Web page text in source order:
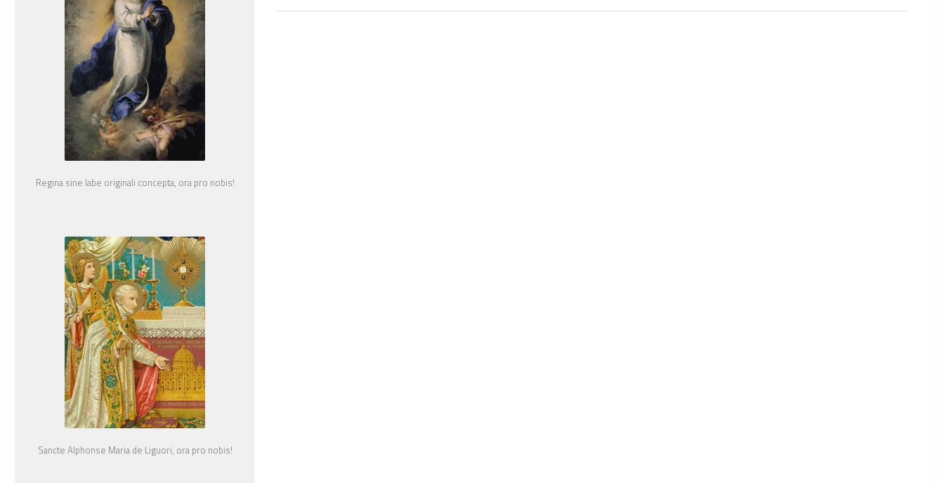
Regina sine labe originali concepta, ora pro nobis!
Sancte Alphonse Maria de Liguori, ora pro nobis!